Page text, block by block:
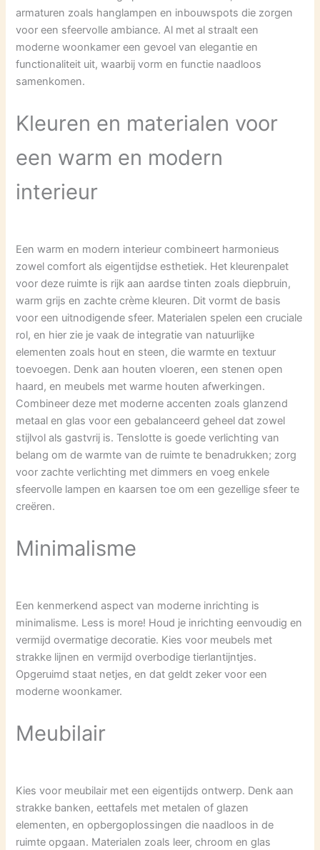
armaturen zoals hanglampen en inbouwspots die zorgen
voor een sfeervolle ambiance. Al met al straalt een
moderne woonkamer een gevoel van elegantie en
functionaliteit uit, waarbij vorm en functie naadloos
samenkomen.
Kleuren en materialen voor
een warm en modern
interieur
Een warm en modern interieur combineert harmonieus
zowel comfort als eigentijdse esthetiek. Het kleurenpalet
voor deze ruimte is rijk aan aardse tinten zoals diepbruin,
warm grijs en zachte crème kleuren. Dit vormt de basis
voor een uitnodigende sfeer. Materialen spelen een cruciale
rol, en hier zie je vaak de integratie van natuurlijke
elementen zoals hout en steen, die warmte en textuur
toevoegen. Denk aan houten vloeren, een stenen open
haard, en meubels met warme houten afwerkingen.
Combineer deze met moderne accenten zoals glanzend
metaal en glas voor een gebalanceerd geheel dat zowel
stijlvol als gastvrij is. Tenslotte is goede verlichting van
belang om de warmte van de ruimte te benadrukken; zorg
voor zachte verlichting met dimmers en voeg enkele
sfeervolle lampen en kaarsen toe om een gezellige sfeer te
creëren.
Minimalisme
Een kenmerkend aspect van moderne inrichting is
minimalisme. Less is more! Houd je inrichting eenvoudig en
vermijd overmatige decoratie. Kies voor meubels met
strakke lijnen en vermijd overbodige tierlantijntjes.
Opgeruimd staat netjes, en dat geldt zeker voor een
moderne woonkamer.
Meubilair
Kies voor meubilair met een eigentijds ontwerp. Denk aan
strakke banken, eettafels met metalen of glazen
elementen, en opbergoplossingen die naadloos in de
ruimte opgaan. Materialen zoals leer, chroom en glas